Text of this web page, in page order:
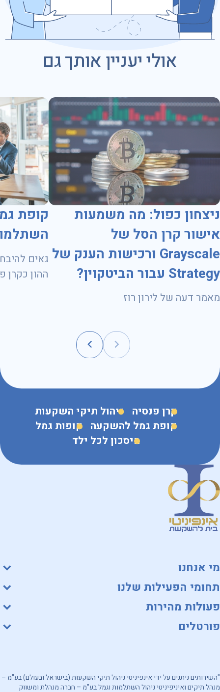
נושא הפנייה
אולי יעניין אותך גם
ניצחון כפול: מה משמעות
אישור קרן הסל של
Grayscale ורכישות הענק של
Strategy עבור הביטקוין?
מאמר דעה של לירון רוז
קופת
גאים
קרן פנסיה ניהול תיקי השקעות
קופת גמל להשקעה קופות גמל
חיסכון לכל ילד
מי אנחנו
תחומי הפעילות שלנו
פעולות מהירות
פורטלים
"השירותים ניתנים על ידי אינפיניטי ניהול תיקי השקעות (בישראל ובעולם) בע"מ –
מנהל תיקים ואיניפיניטי ניהול השתלמות וגמל בע"מ – חברה מנהלת ומשווק